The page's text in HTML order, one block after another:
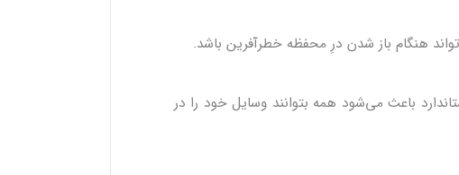
هنگام باز شدن درِ محفظه خطرآفرین باشد.
باعث می‌شود همه بتوانند وسایل خود را در